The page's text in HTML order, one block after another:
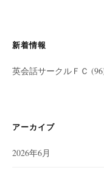
新着情報
英会話サークルＦＣ
アーカイブ
2026年6月